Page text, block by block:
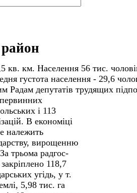
район
км. Населення 56 тис.
густота населення - 29,6
Радам депутатів трудящих
і 113
В економіці
належить
вирощенню
трьома радгос­
118,7
угідь, у т.
5,98 тис. га